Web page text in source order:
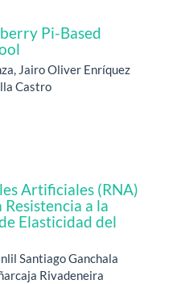
Pi-Based
Jairo Oliver Enríquez
Castro
Artificiales (RNA)
a la
Elasticidad del
Santiago Ganchala
Rivadeneira